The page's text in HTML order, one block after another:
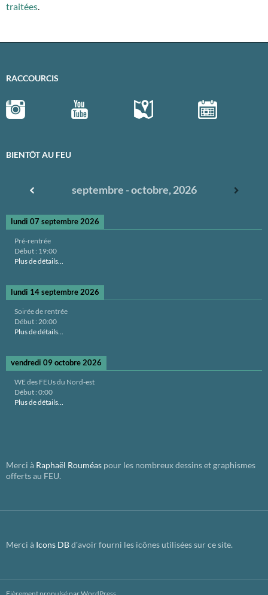
traitées.
RACCOURCIS
BIENTÔT AU FEU
septembre - octobre, 2026
lundi 07 septembre 2026
Pré-rentrée
Début : 19:00
Plus de détails...
lundi 14 septembre 2026
Soirée de rentrée
Début : 20:00
Plus de détails...
vendredi 09 octobre 2026
WE des FEUs du Nord-est
Début : 0:00
Plus de détails...
Merci à Raphaël Rouméas pour les nombreux dessins et graphismes
offerts au FEU.
Merci à Icons DBd'avoir fourni les icônes utilisées sur ce site.